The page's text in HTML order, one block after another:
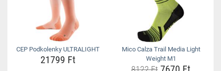
CEP Podkolenky ULTRALIGHT
21799 Ft
Mico Calza Trail Media Light
Weight M1